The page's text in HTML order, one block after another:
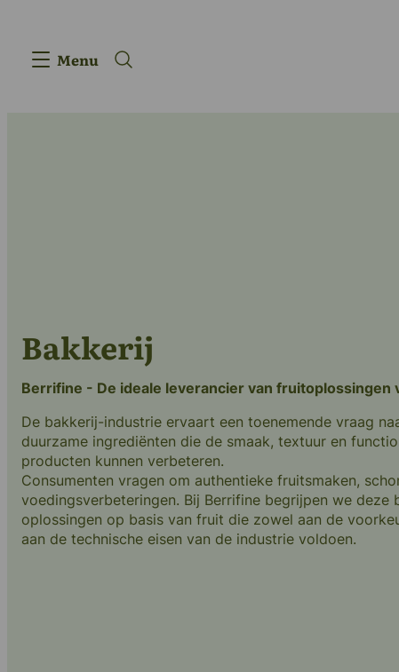
Menu
Producten
Innovatie
Ons verhaal
Bakkerij
Berrifine - De ideale leverancier van fruitoplossingen
De bakkerij-industrie ervaart een toenemende vraag
duurzame ingrediënten die de smaak, textuur en
producten kunnen verbeteren.
Consumenten vragen om authentieke fruitsmaken,
voedingsverbeteringen. Bij Berrifine begrijpen we deze
oplossingen op basis van fruit die zowel aan de
aan de technische eisen van de industrie voldoen.